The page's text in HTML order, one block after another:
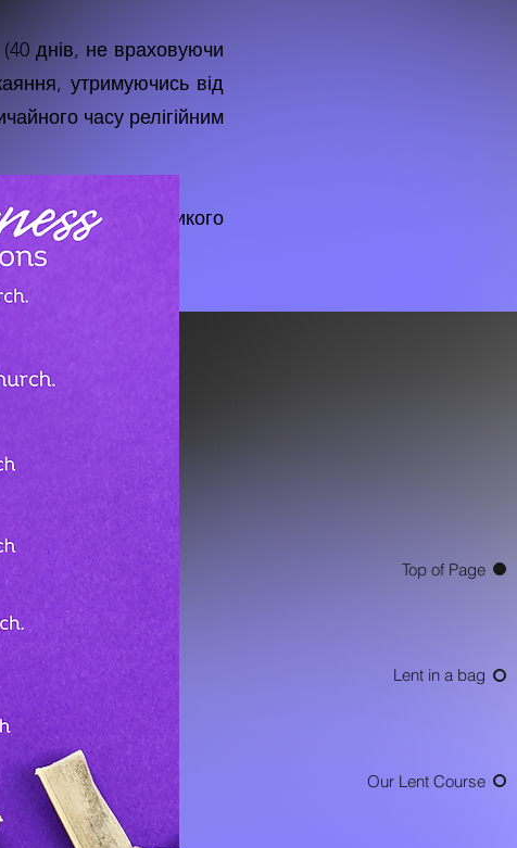
Top of Page
Lent in a bag
Our Lent Course
днів, не враховуючи
утримуючись від
часу релігійним
інші ресурси Великого